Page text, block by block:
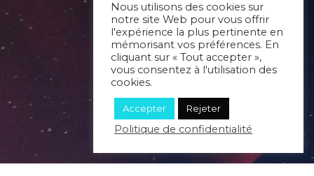
Nous utilisons des cookies sur
notre site Web pour vous offrir
l'expérience la plus pertinente en
mémorisant vos préférences. En
cliquant sur « Tout accepter »,
vous consentez à l'utilisation des
cookies.
Accepter Rejeter
Politique de confidentialité